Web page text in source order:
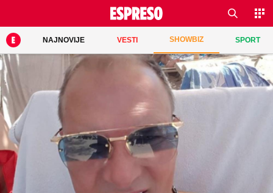
NAJNOVIJE VESTI SHOWBIZ SPORT